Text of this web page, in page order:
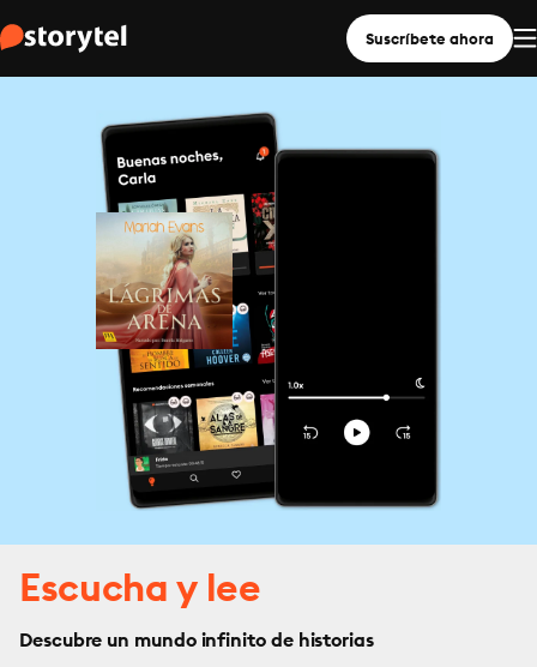
Suscríbete ahora
Escucha y lee
Descubre un mundo infinito de historias